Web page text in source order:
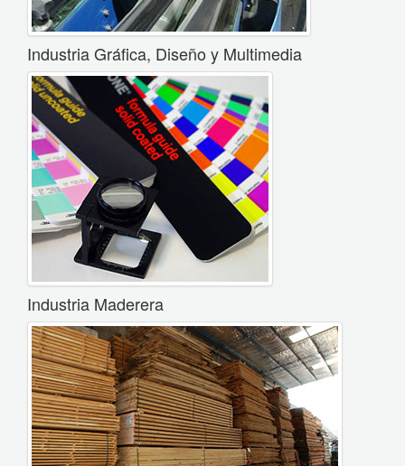
Industria Gráfica, Diseño y Multimedia
Industria Maderera